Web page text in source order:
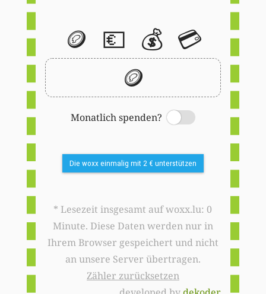
🪙 💶 💰 💳
🪙
Monatlich spenden?
Switch
Die woxx einmalig mit 2 € unterstützen
* Lesezeit insgesamt auf woxx.lu: 0
Minute. Diese Daten werden nur in
Ihrem Browser gespeichert und nicht
an unsere Server übertragen.
Zähler zurücksetzen